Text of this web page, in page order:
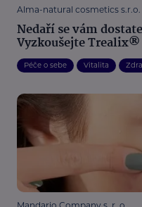
Alma-natural cosmetics s.r.o.
Nedaří se vám
Vyzkoušejte Trealix®
Péče o sebe Vitalita